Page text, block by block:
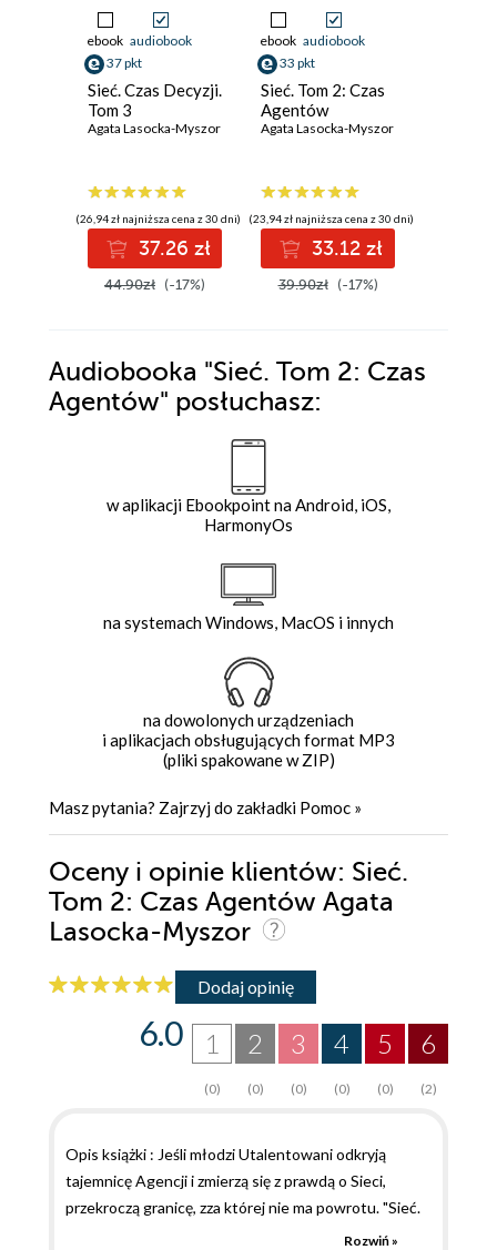
ebook audiobook
37 pkt
Sieć. Czas Decyzji.
Tom 3
Agata Lasocka-Myszor
(26,94 zł najniższa cena z 30 dni)
37.26 zł
44.90zł (-17%)
ebook audiobook
33 pkt
Sieć. Tom 2: Czas
Agentów
Agata Lasocka-Myszor
(23,94 zł najniższa cena z 30 dni)
33.12 zł
39.90zł (-17%)
Audiobooka "Sieć. Tom 2: Czas
Agentów" posłuchasz:
w aplikacji Ebookpoint na Android, iOS,
HarmonyOs
na systemach Windows, MacOS i innych
na dowolonych urządzeniach
i aplikacjach obsługujących format MP3
(pliki spakowane w ZIP)
Masz pytania? Zajrzyj do zakładki Pomoc »
Oceny i opinie klientów: Sieć.
Tom 2: Czas Agentów Agata
Lasocka-Myszor
Dodaj opinię
6
(2)
5
(0)
4
(0)
3
(0)
2
(0)
1
(0)
6.0
Opis książki : Jeśli młodzi Utalentowani odkryją
tajemnicę Agencji i zmierzą się z prawdą o Sieci,
przekroczą granicę, zza której nie ma powrotu. "Sieć.
Czas Agentów" to drugi tom serii o Nicku,Rozwiń »